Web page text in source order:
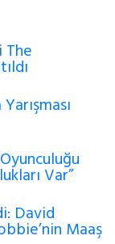
The
Var”
David
Maaş